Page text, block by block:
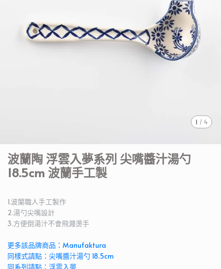
1 / 4
波蘭陶 浮雲入夢系列 尖嘴醬汁湯勺
18.5cm 波蘭手工製
1.波蘭職人手工製作
2.湯勺尖嘴設計
3.方便倒湯汁不會飛濺燙手
更多該品牌商品：Manufaktura
同樣式請點：尖嘴醬汁湯勺 18.5cm
同系列請點：浮雲入夢